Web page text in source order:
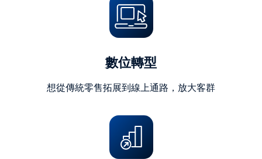
數位轉型
想從傳統零售拓展到線上通路，放大客群